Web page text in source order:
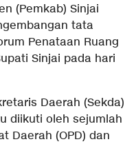
(Pemkab) Sinjai
tata
Penataan Ruang
Sinjai pada hari
Daerah (Sekda)
diikuti oleh sejumlah
Daerah (OPD) dan